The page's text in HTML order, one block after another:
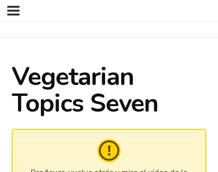
Vegetarian
Topics Seven